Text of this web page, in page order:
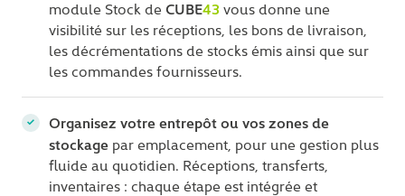
module Stock de CUBE43 vous donne une
visibilité sur les réceptions, les bons de livraison,
les décrémentations de stocks émis ainsi que sur
les commandes fournisseurs.
Organisez votre entrepôt ou vos zones de
stockage par emplacement, pour une gestion plus
fluide au quotidien. Réceptions, transferts,
inventaires : chaque étape est intégrée et